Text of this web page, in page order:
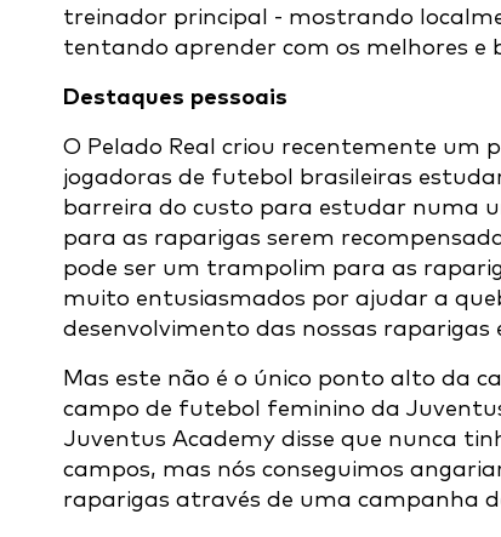
treinador principal - mostrando
tentando aprender com os melhores e
Destaques pessoais
O Pelado Real criou recentemente um
jogadoras de futebol brasileiras
barreira do custo para estudar numa
para as raparigas serem
pode ser um trampolim para as
muito entusiasmados por ajudar a
desenvolvimento das nossas
Mas este não é o único ponto alto da
campo de futebol feminino da
Juventus Academy disse que nunca
campos, mas nós conseguimos
raparigas através de uma campanha